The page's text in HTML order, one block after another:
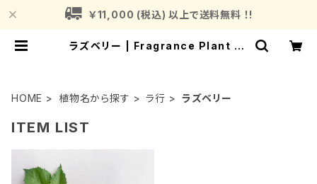
￥11,000 (税込) 以上で送料無料 ！!
ラズベリー | Fragrance Plant (フ
HOME 植物名から探す ラ行 ラズベリー
ITEM LIST